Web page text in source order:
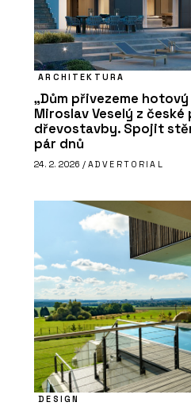
ARCHITEKTURA
„Dům přivezeme
Miroslav Veselý z
dřevostavby. Spojit
pár dnů
24. 2. 2026 / ADVERTORIAL
DESIGN